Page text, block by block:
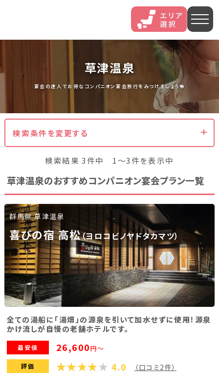
石和 伊香保 熱海
鬼怒川
いわき湯本 越後湯沢
山中 あわら 菊池
北海道・東北
北海道(13) 山形県(3)
宮城県(8)
福島県(26)
関東
栃木県(17) 群馬県(25)
茨城県(4)
埼玉県(1)
東京都(9)
千葉県(14)
神奈川県(14)
東海
草津温泉
宴会の達人でお得なコンパニオン宴会旅行をみつけましょう🍻
検索条件を変更する
検索結果 3件中 1～3件を表示中
草津温泉のおすすめコンパニオン宴会プラン一覧
群馬県 草津温泉
喜びの宿 高松（ヨロコビノヤドタカマツ）
全ての湯船に「湯畑」の源泉を引いて加水せずに使用！源泉
かけ流しが自慢の老舗ホテルです。
最安値 26,600円～
評価 4.0 （口コミ2件）